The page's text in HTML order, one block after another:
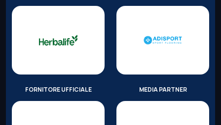
FORNITORE UFFICIALE MEDIA PARTNER